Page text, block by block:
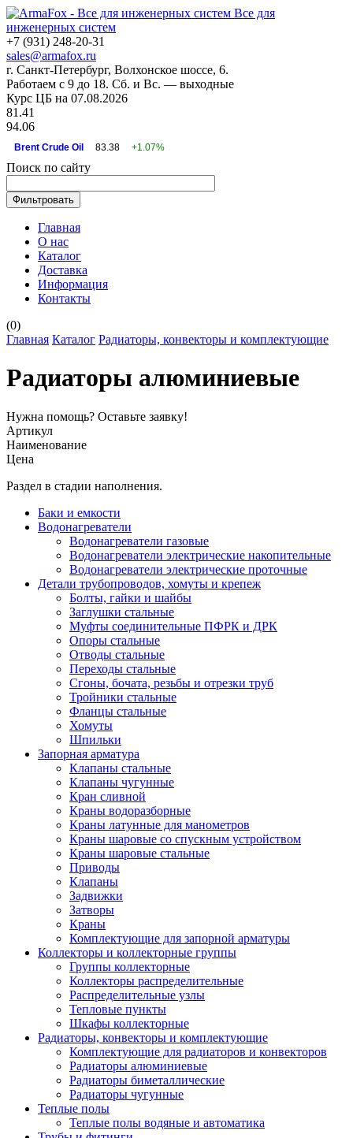
Все для
инженерных систем
+7 (931) 248-20-31
sales@armafox.ru
г. Санкт-Петербург, Волхонское шоссе, 6.
Работаем с 9 до 18. Сб. и Вс. — выходные
Курс ЦБ на 07.08.2026
81.41
94.06
Brent Crude Oil 83.38 +1.07%
Поиск по сайту
Главная
О нас
Каталог
Доставка
Информация
Контакты
(0)
Главная Каталог Радиаторы, конвекторы и комплектующие
Радиаторы алюминиевые
Нужна помощь? Оставьте заявку!
Артикул
Наименование
Цена
Раздел в стадии наполнения.
Баки и емкости
Водонагреватели
Водонагреватели газовые
Водонагреватели электрические накопительные
Водонагреватели электрические проточные
Детали трубопроводов, хомуты и крепеж
Болты, гайки и шайбы
Заглушки стальные
Муфты соединительные ПФРК и ДРК
Опоры стальные
Отводы стальные
Переходы стальные
Сгоны, бочата, резьбы и отрезки труб
Тройники стальные
Фланцы стальные
Хомуты
Шпильки
Запорная арматура
Клапаны стальные
Клапаны чугунные
Кран сливной
Краны водоразборные
Краны латунные для манометров
Краны шаровые со спускным устройством
Краны шаровые стальные
Приводы
Клапаны
Задвижки
Затворы
Краны
Комплектующие для запорной арматуры
Коллекторы и коллекторные группы
Группы коллекторные
Коллекторы распределительные
Распределительные узлы
Тепловые пункты
Шкафы коллекторные
Радиаторы, конвекторы и комплектующие
Комплектующие для радиаторов и конвекторов
Радиаторы алюминиевые
Радиаторы биметаллические
Радиаторы чугунные
Теплые полы
Теплые полы водяные и автоматика